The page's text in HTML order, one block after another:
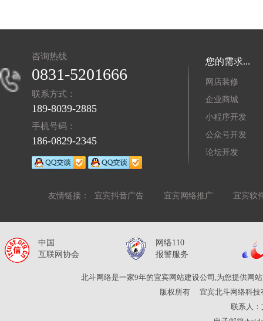
咨询热线
0831-5201666
联系方式：
189-8039-2885
手机号码：
186-0829-2345
您的需求...
网店装修
企业商城
小程序开发
公众号开发
论坛开发
友情链接： 宜宾抖音广告 宜宾网络推广 宜宾软
中国
互联网协会
网络110
报警服务
北斗网络是一家9年的宜宾网站建设公司,为您提供网
版权所有
宜宾北斗网络科技
联系人：